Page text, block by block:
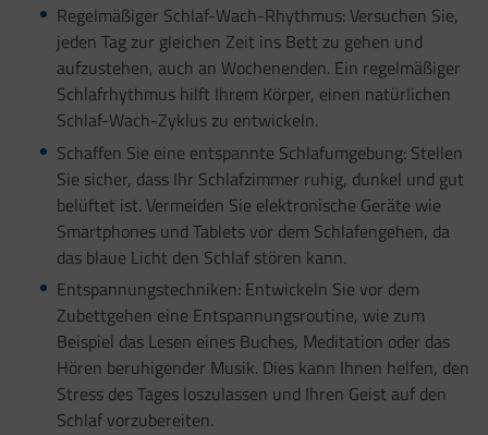
Regelmäßiger Schlaf-Wach-Rhythmus: Versuchen Sie,
jeden Tag zur gleichen Zeit ins Bett zu gehen und
aufzustehen, auch an Wochenenden. Ein regelmäßiger
Schlafrhythmus hilft Ihrem Körper, einen natürlichen
Schlaf-Wach-Zyklus zu entwickeln.
Schaffen Sie eine entspannte Schlafumgebung: Stellen
Sie sicher, dass Ihr Schlafzimmer ruhig, dunkel und gut
belüftet ist. Vermeiden Sie elektronische Geräte wie
Smartphones und Tablets vor dem Schlafengehen, da
das blaue Licht den Schlaf stören kann.
Entspannungstechniken: Entwickeln Sie vor dem
Zubettgehen eine Entspannungsroutine, wie zum
Beispiel das Lesen eines Buches, Meditation oder das
Hören beruhigender Musik. Dies kann Ihnen helfen, den
Stress des Tages loszulassen und Ihren Geist auf den
Schlaf vorzubereiten.